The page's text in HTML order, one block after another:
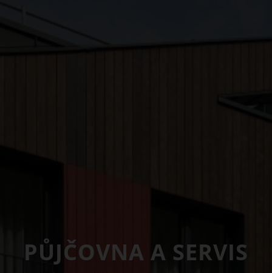
PŮJČOVNA A SERVIS